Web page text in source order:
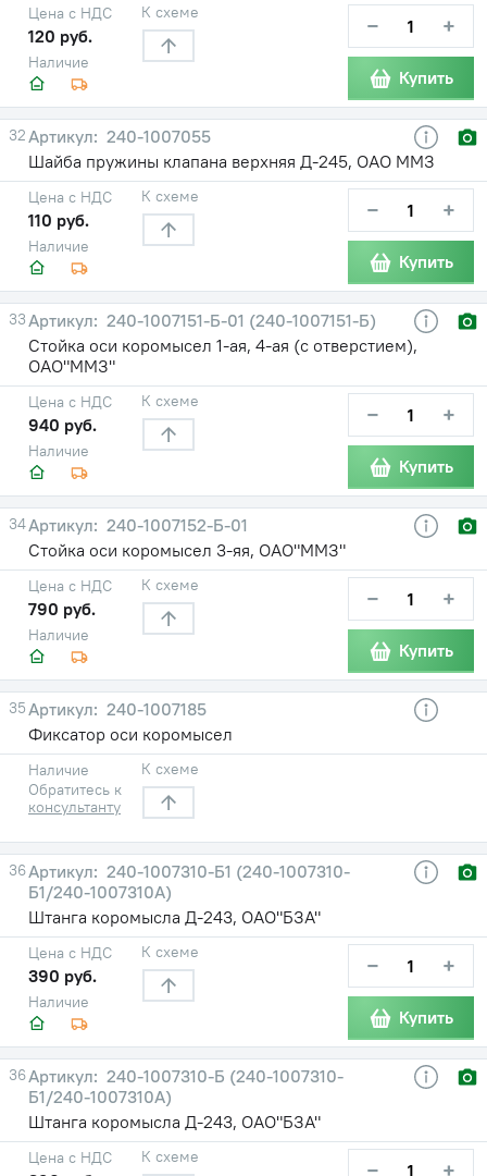
Наличие
Цена с НДС
120 руб.
К схеме − +
Купить
32
240-1007055
Шайба пружины клапана верхняя Д-245, ОАО ММЗ
Наличие
Цена с НДС
110 руб.
К схеме − +
Купить
33
240-1007151-Б-01 (240-1007151-Б)
Стойка оси коромысел 1-ая, 4-ая (с отверстием),
ОАО"ММЗ"
Наличие
Цена с НДС
940 руб.
К схеме − +
Купить
34
240-1007152-Б-01
Стойка оси коромысел 3-яя, ОАО"ММЗ"
Наличие
Цена с НДС
790 руб.
К схеме − +
Купить
35
240-1007185
Фиксатор оси коромысел
Наличие
Обратитесь к
консультанту
К схеме
36
240-1007310-Б1 (240-1007310-
Б1/240-1007310А)
Штанга коромысла Д-243, ОАО"БЗА"
Наличие
Цена с НДС
390 руб.
К схеме − +
Купить
36
240-1007310-Б (240-1007310-
Б1/240-1007310А)
Штанга коромысла Д-243, ОАО"БЗА"
Цена с НДС К схеме − +